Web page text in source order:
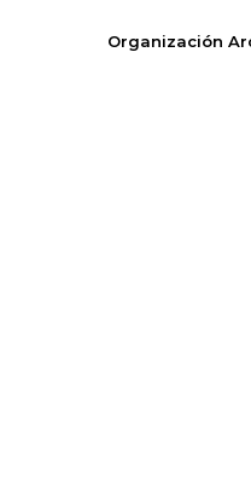
Organización